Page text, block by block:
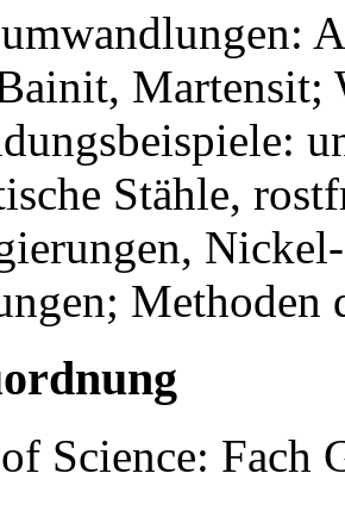
Martensit;
Stähle,
Methoden
Science: Fach